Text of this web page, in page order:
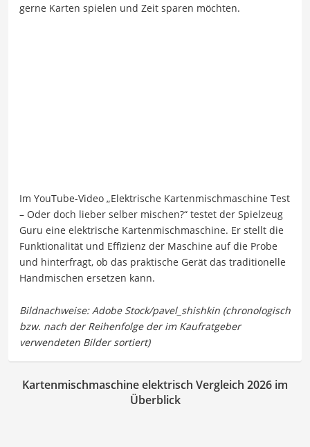
gerne Karten spielen und Zeit sparen möchten.
Im YouTube-Video „Elektrische Kartenmischmaschine Test
– Oder doch lieber selber mischen?“ testet der Spielzeug
Guru eine elektrische Kartenmischmaschine. Er stellt die
Funktionalität und Effizienz der Maschine auf die Probe
und hinterfragt, ob das praktische Gerät das traditionelle
Handmischen ersetzen kann.
Kartenmischmaschine elektrisch Vergleich 2026 im
Überblick